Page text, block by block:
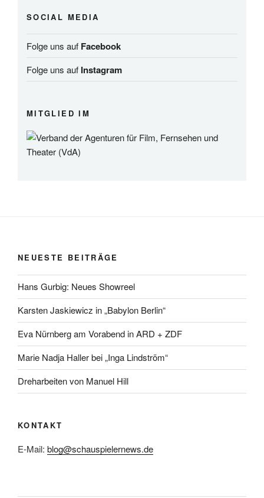
SOCIAL MEDIA
Folge uns auf Facebook
Folge uns auf Instagram
MITGLIED IM
NEUESTE BEITRÄGE
Hans Gurbig: Neues Showreel
Karsten Jaskiewicz in „Babylon Berlin“
Eva Nürnberg am Vorabend in ARD + ZDF
Marie Nadja Haller bei „Inga Lindström“
Dreharbeiten von Manuel Hill
KONTAKT
E-Mail: blog@schauspielernews.de